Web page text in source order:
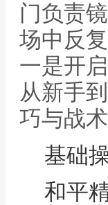
门负责
场中反
一是开
从新手
巧与战
基础
和平